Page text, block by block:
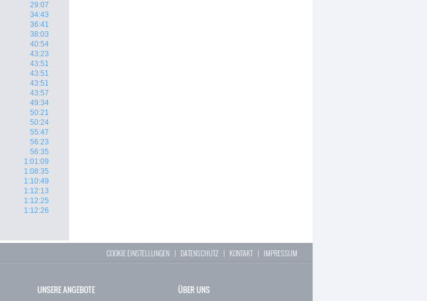
29:07
34:43
36:41
38:03
40:54
43:23
43:51
43:51
43:51
43:57
49:34
50:21
50:24
55:47
56:23
56:35
1:01:09
1:08:35
1:10:49
1:12:13
1:12:25
1:12:26
COOKIE EINSTELLUNGEN | DATENSCHUTZ | KONTAKT| IMPRESSUM
UNSERE ANGEBOTE ÜBER UNS